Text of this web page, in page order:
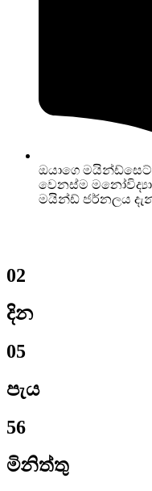
ඔයාගෙ
වෙනස්ම
මයින්ඩ් ජර්නලය
02
දින
05
පැය
56
මිනිත්තු